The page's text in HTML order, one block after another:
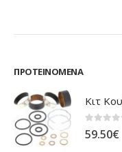
ΠΡΟΤΕΙΝΌΜΕΝΑ
0 out of 5
59.50€